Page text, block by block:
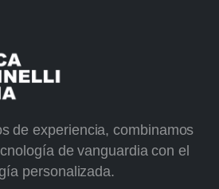
de experiencia, combinamos
de vanguardia con el
personalizada.